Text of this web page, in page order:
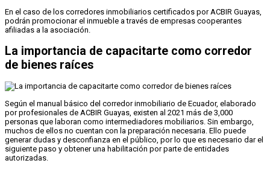
En el caso de los corredores inmobiliarios certificados por ACBIR Guayas,
podrán promocionar el inmueble a través de empresas cooperantes
afiliadas a la asociación.
La importancia de capacitarte como corredor
de bienes raíces
Según el manual básico del corredor inmobiliario de Ecuador, elaborado
por profesionales de ACBIR Guayas, existen al 2021 más de 3,000
personas que laboran como intermediadores mobiliarios. Sin embargo,
muchos de ellos no cuentan con la preparación necesaria. Ello puede
generar dudas y desconfianza en el público, por lo que es necesario dar el
siguiente paso y obtener una habilitación por parte de entidades
autorizadas.